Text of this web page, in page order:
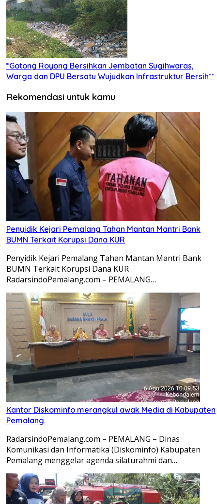
*Gotong Royong Bersihkan Jembatan Sugihwaras,
Warga dan DPU Bersatu Wujudkan Infrastruktur Bersih**
Rekomendasi untuk kamu
Penyidik Kejari Pemalang Tahan Mantan Mantri Bank
BUMN Terkait Korupsi Dana KUR
Penyidik Kejari Pemalang Tahan Mantan Mantri Bank
BUMN Terkait Korupsi Dana KUR ​
RadarsindoPemalang.com – PEMALANG…
Kantor Diskominfo merangkul awak Media di Kabupaten
Pemalang.
RadarsindoPemalang.com – PEMALANG – Dinas
Komunikasi dan Informatika (Diskominfo) Kabupaten
Pemalang menggelar agenda silaturahmi dan…